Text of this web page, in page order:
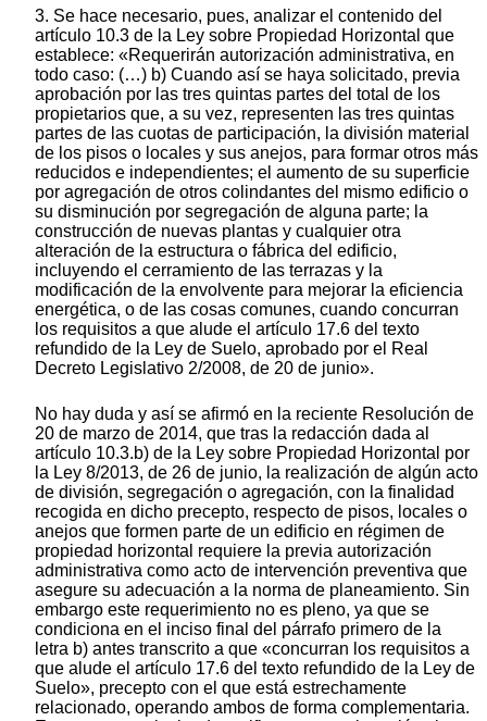
3. Se hace necesario, pues, analizar el contenido del
artículo 10.3 de la Ley sobre Propiedad Horizontal que
establece: «Requerirán autorización administrativa, en
todo caso: (…) b) Cuando así se haya solicitado, previa
aprobación por las tres quintas partes del total de los
propietarios que, a su vez, representen las tres quintas
partes de las cuotas de participación, la división material
de los pisos o locales y sus anejos, para formar otros más
reducidos e independientes; el aumento de su superficie
por agregación de otros colindantes del mismo edificio o
su disminución por segregación de alguna parte; la
construcción de nuevas plantas y cualquier otra
alteración de la estructura o fábrica del edificio,
incluyendo el cerramiento de las terrazas y la
modificación de la envolvente para mejorar la eficiencia
energética, o de las cosas comunes, cuando concurran
los requisitos a que alude el artículo 17.6 del texto
refundido de la Ley de Suelo, aprobado por el Real
Decreto Legislativo 2/2008, de 20 de junio».
No hay duda y así se afirmó en la reciente Resolución de
20 de marzo de 2014, que tras la redacción dada al
artículo 10.3.b) de la Ley sobre Propiedad Horizontal por
la Ley 8/2013, de 26 de junio, la realización de algún acto
de división, segregación o agregación, con la finalidad
recogida en dicho precepto, respecto de pisos, locales o
anejos que formen parte de un edificio en régimen de
propiedad horizontal requiere la previa autorización
administrativa como acto de intervención preventiva que
asegure su adecuación a la norma de planeamiento. Sin
embargo este requerimiento no es pleno, ya que se
condiciona en el inciso final del párrafo primero de la
letra b) antes transcrito a que «concurran los requisitos a
que alude el artículo 17.6 del texto refundido de la Ley de
Suelo», precepto con el que está estrechamente
relacionado, operando ambos de forma complementaria.